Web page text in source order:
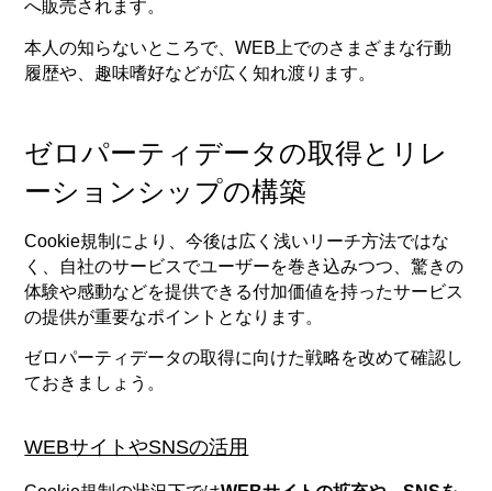
へ販売されます。
本人の知らないところで、WEB上でのさまざまな行動
履歴や、趣味嗜好などが広く知れ渡ります。
ゼロパーティデータの取得とリレ
ーションシップの構築
Cookie規制により、今後は広く浅いリーチ方法ではな
く、自社のサービスでユーザーを巻き込みつつ、驚きの
体験や感動などを提供できる付加価値を持ったサービス
の提供が重要なポイントとなります。
ゼロパーティデータの取得に向けた戦略を改めて確認し
ておきましょう。
WEBサイトやSNSの活用